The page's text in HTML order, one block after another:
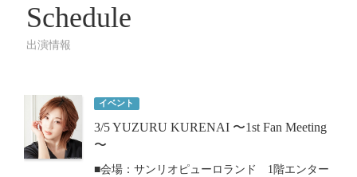
Schedule
出演情報
イベント
3/5 YUZURU KURENAI 〜1st Fan Meeting
〜
■会場：サンリオピューロランド 1 階エンター